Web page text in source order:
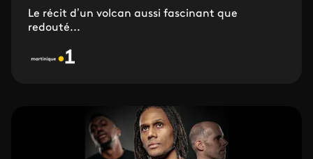
Le récit d’un volcan aussi fascinant que
redouté...